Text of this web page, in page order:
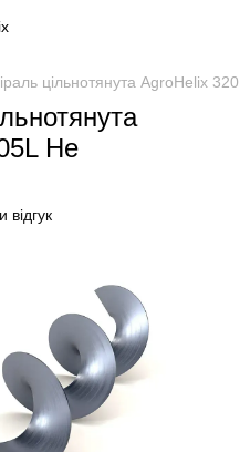
цільнотянута AgroHelix
Не
відгук